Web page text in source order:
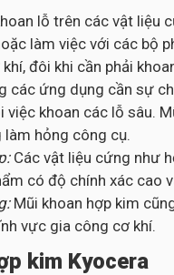
lỗ trên các vật liệu
làm việc với các bộ
đôi khi cần phải
các ứng dụng cần sự
khoan các lỗ sâu.
hỏng công cụ.
Các vật liệu cứng như
có độ chính xác
Mũi khoan hợp kim
vực gia công cơ khí.
kim Kyocera